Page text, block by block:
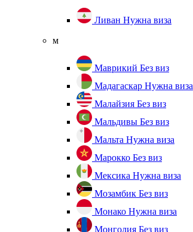
Ливан Нужна виза
м
Маврикий Без виз
Мадагаскар Нужна виза
Малайзия Без виз
Мальдивы Без виз
Мальта Нужна виза
Марокко Без виз
Мексика Нужна виза
Мозамбик Без виз
Монако Нужна виза
Монголия Без виз